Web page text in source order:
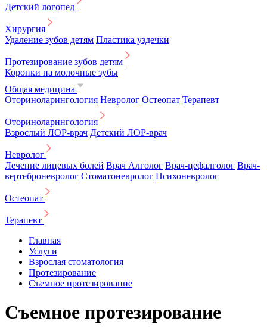
Детский логопед
Хирургия
Удаление зубов детям Пластика уздечки
Протезирование зубов детям
Коронки на молочные зубы
Общая медицина
Оториноларингология Невролог Остеопат Терапевт
Оториноларингология
Взрослый ЛОР-врач Детский ЛОР-врач
Невролог
Лечение лицевых болей Врач Алголог Врач-цефалголог Врач-
вертеброневролог Стоматоневролог Психоневролог
Остеопат
Терапевт
Главная
Услуги
Взрослая стоматология
Протезирование
Съемное протезирование
Съемное протезирование